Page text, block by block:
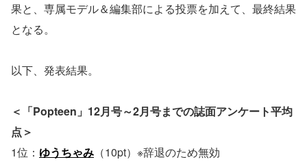
果と、専属モデル＆編集部による投票を加えて、最終結果
となる。
以下、発表結果。
＜「Popteen」12月号～2月号までの誌面アンケート平均
点＞
1位： ゆうちゃみ （10pt）※辞退のため無効